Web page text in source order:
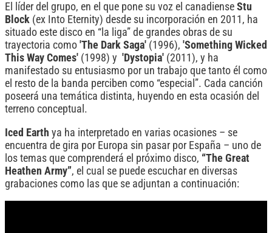
El líder del grupo, en el que pone su voz el canadiense Stu
Block (ex Into Eternity) desde su incorporación en 2011, ha
situado este disco en “la liga” de grandes obras de su
trayectoria como 'The Dark Saga' (1996), 'Something Wicked
This Way Comes' (1998) y 'Dystopia' (2011), y ha
manifestado su entusiasmo por un trabajo que tanto él como
el resto de la banda perciben como “especial”. Cada canción
poseerá una temática distinta, huyendo en esta ocasión del
terreno conceptual.
Iced Earth ya ha interpretado en varias ocasiones – se
encuentra de gira por Europa sin pasar por España – uno de
los temas que comprenderá el próximo disco, “The Great
Heathen Army”, el cual se puede escuchar en diversas
grabaciones como las que se adjuntan a continuación: